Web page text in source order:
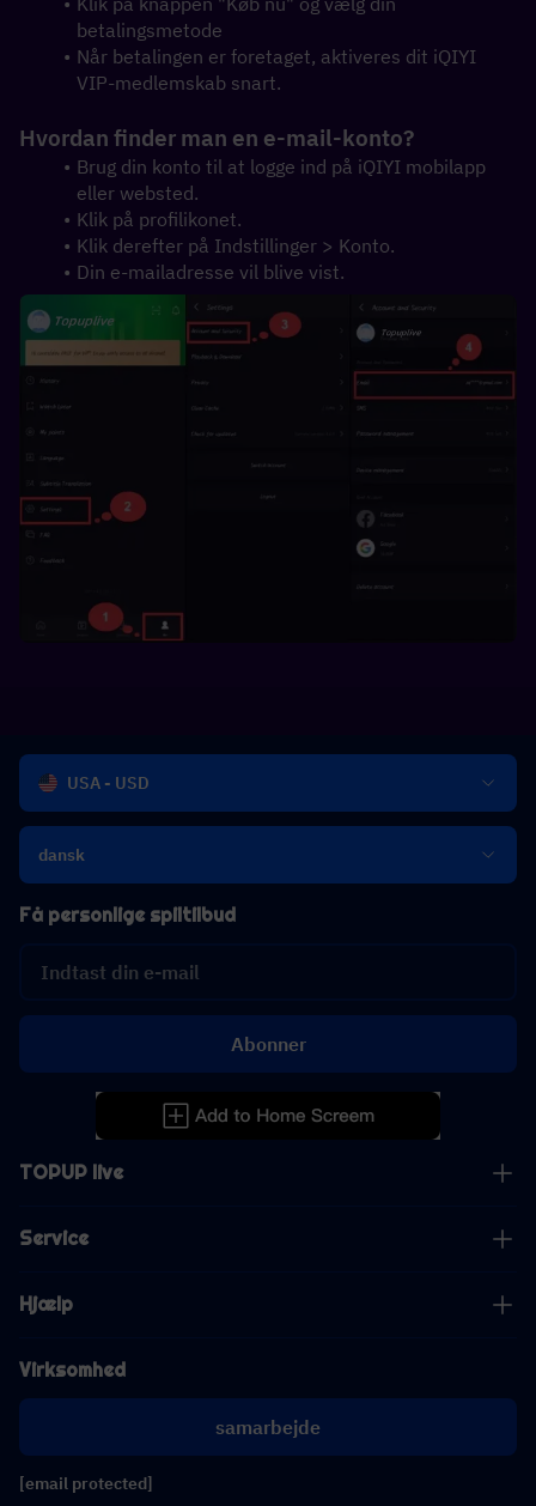
betalingsmetode
Når betalingen er foretaget, aktiveres dit iQIYI
VIP-medlemskab snart.
Hvordan finder man en e-mail-konto?
Brug din konto til at logge ind på iQIYI mobilapp
eller websted.
Klik på profilikonet.
Klik derefter på Indstillinger > Konto.
Din e-mailadresse vil blive vist.
USA - USD
dansk
TOPUP live
Service
Hjælp
Virksomhed
samarbejde
[email protected]
Få personlige spiltilbud
Abonner